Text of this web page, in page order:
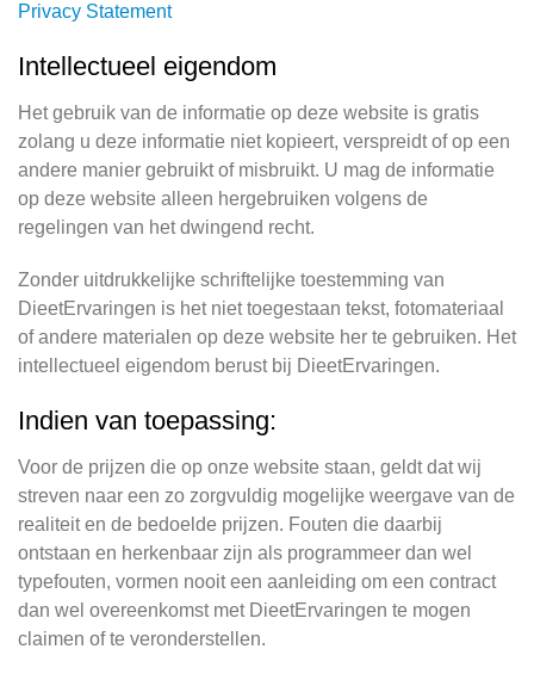
Privacy Statement
Intellectueel eigendom
Het gebruik van de informatie op deze website is gratis
zolang u deze informatie niet kopieert, verspreidt of op een
andere manier gebruikt of misbruikt. U mag de informatie
op deze website alleen hergebruiken volgens de
regelingen van het dwingend recht.
Zonder uitdrukkelijke schriftelijke toestemming van
DieetErvaringen is het niet toegestaan tekst, fotomateriaal
of andere materialen op deze website her te gebruiken. Het
intellectueel eigendom berust bij DieetErvaringen.
Indien van toepassing:
Voor de prijzen die op onze website staan, geldt dat wij
streven naar een zo zorgvuldig mogelijke weergave van de
realiteit en de bedoelde prijzen. Fouten die daarbij
ontstaan en herkenbaar zijn als programmeer dan wel
typefouten, vormen nooit een aanleiding om een contract
dan wel overeenkomst met DieetErvaringen te mogen
claimen of te veronderstellen.